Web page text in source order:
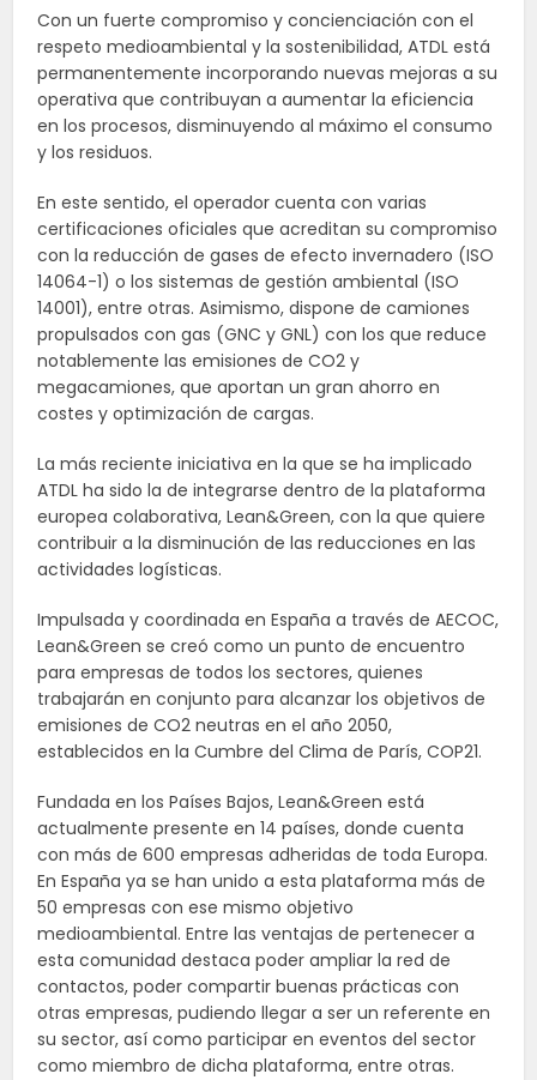
Con un fuerte compromiso y concienciación con el
respeto medioambiental y la sostenibilidad, ATDL está
permanentemente incorporando nuevas mejoras a su
operativa que contribuyan a aumentar la eficiencia
en los procesos, disminuyendo al máximo el consumo
y los residuos.
En este sentido, el operador cuenta con varias
certificaciones oficiales que acreditan su compromiso
con la reducción de gases de efecto invernadero (ISO
14064-1) o los sistemas de gestión ambiental (ISO
14001), entre otras. Asimismo, dispone de camiones
propulsados con gas (GNC y GNL) con los que reduce
notablemente las emisiones de CO2 y
megacamiones, que aportan un gran ahorro en
costes y optimización de cargas.
La más reciente iniciativa en la que se ha implicado
ATDL ha sido la de integrarse dentro de la plataforma
europea colaborativa, Lean&Green, con la que quiere
contribuir a la disminución de las reducciones en las
actividades logísticas.
Impulsada y coordinada en España a través de AECOC,
Lean&Green se creó como un punto de encuentro
para empresas de todos los sectores, quienes
trabajarán en conjunto para alcanzar los objetivos de
emisiones de CO2 neutras en el año 2050,
establecidos en la Cumbre del Clima de París, COP21.
Fundada en los Países Bajos, Lean&Green está
actualmente presente en 14 países, donde cuenta
con más de 600 empresas adheridas de toda Europa.
En España ya se han unido a esta plataforma más de
50 empresas con ese mismo objetivo
medioambiental. Entre las ventajas de pertenecer a
esta comunidad destaca poder ampliar la red de
contactos, poder compartir buenas prácticas con
otras empresas, pudiendo llegar a ser un referente en
su sector, así como participar en eventos del sector
como miembro de dicha plataforma, entre otras.